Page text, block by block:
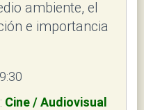
ambiente, el
e importancia
Cine / Audiovisual